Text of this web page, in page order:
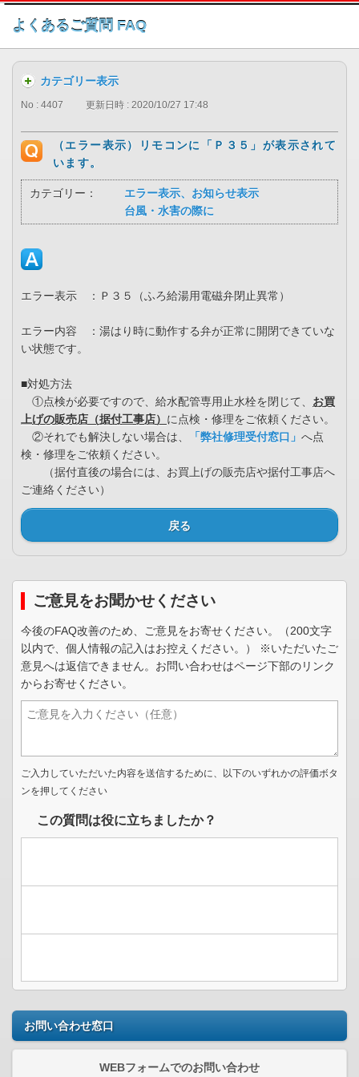
このページの本文へ
よくあるご質問 FAQ
カテゴリー表示
No : 4407 更新日時 : 2020/10/27 17:48
（エラー表示）リモコンに「Ｐ３５」が表示されて
います。
カテゴリー：
エラー表示、お知らせ表示
台風・水害の際に
エラー表示 ：Ｐ３５（ふろ給湯用電磁弁閉止異常）
エラー内容 ：湯はり時に動作する弁が正常に開閉できていな
い状態です。
■対処方法
①点検が必要ですので、給水配管専用止水栓を閉じて、 お買
上げの販売店（据付工事店） に点検・修理をご依頼ください。
②それでも解決しない場合は、
「弊社修理受付窓口」 へ点
検・修理をご依頼ください。
（据付直後の場合には、お買上げの販売店や据付工事店へ
ご連絡ください）
戻る
ご意見をお聞かせください
今後のFAQ改善のため、ご意見をお寄せください。（200文字
以内で、個人情報の記入はお控えください。） ※いただいたご
意見へは返信できません。お問い合わせはページ下部のリンク
からお寄せください。
ご入力していただいた内容を送信するために、以下のいずれかの評価ボタ
ンを押してください
この質問は役に立ちましたか？
お問い合わせ窓口
WEBフォームでのお問い合わせ